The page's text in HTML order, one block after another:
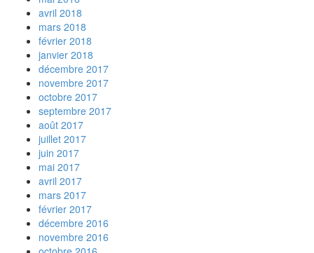
avril 2018
mars 2018
février 2018
janvier 2018
décembre 2017
novembre 2017
octobre 2017
septembre 2017
août 2017
juillet 2017
juin 2017
mai 2017
avril 2017
mars 2017
février 2017
décembre 2016
novembre 2016